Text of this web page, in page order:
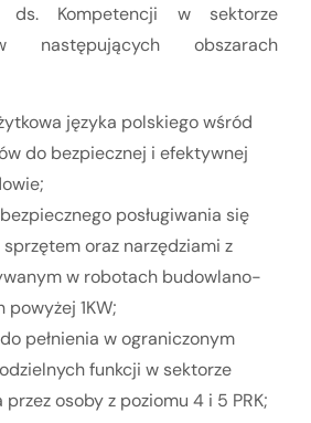
ds. Kompetencji w sektorze
następujących obszarach
języka polskiego wśród
do bezpiecznej i efektywnej
posługiwania się
oraz narzędziami z
w robotach budowlano-
1KW;
pełnienia w ograniczonym
funkcji w sektorze
osoby z poziomu 4 i 5 PRK;